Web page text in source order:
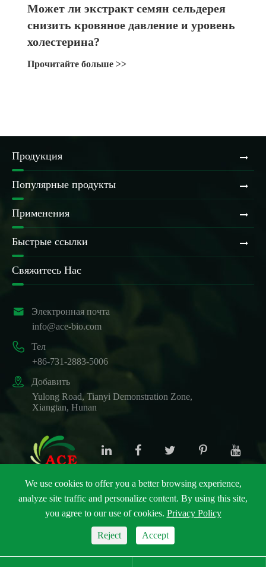
Может ли экстракт семян сельдерея
снизить кровяное давление и уровень
холестерина?
Прочитайте больше >>
Продукция
Популярные продукты
Применения
Быстрые ссылки
Свяжитесь Нас

Электронная почта
info@ace-bio.com

Тел
+86-731-2883-5006

Добавить
Yulong Road, Tianyi Demonstration Zone,
Xiangtan, Hunan
Авторские права ©ACE Biotechnology Co., Ltd.Все
права защищены.
Политика конфиденциальности
We use cookies to offer you a better browsing experience,
analyze site traffic and personalize content. By using this site,
you agree to our use of cookies. Privacy Policy
Reject Accept